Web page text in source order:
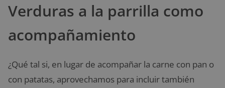
Verduras a la parrilla como
acompañamiento
¿Qué tal si, en lugar de acompañar la carne con pan o
con patatas, aprovechamos para incluir también